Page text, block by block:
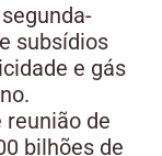
subsídios
e gás
de
bilhões de